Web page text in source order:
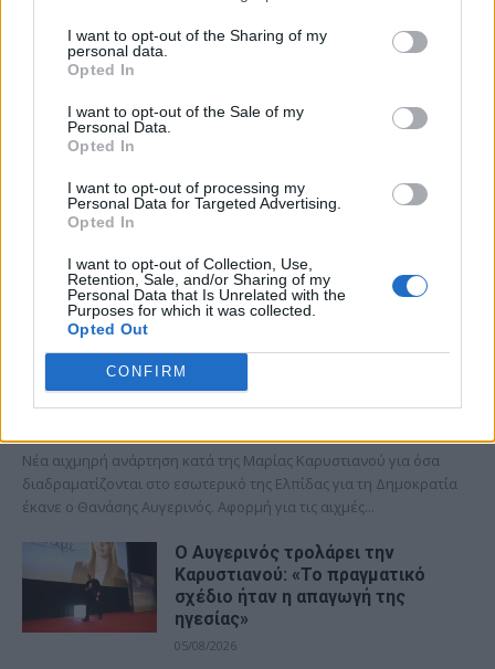
I want to opt-out of the Sharing of my
personal data.
Opted In
I want to opt-out of the Sale of my
Personal Data.
Opted In
I want to opt-out of processing my
Personal Data for Targeted Advertising.
Opted In
I want to opt-out of Collection, Use,
Retention, Sale, and/or Sharing of my
Personal Data that Is Unrelated with the
Purposes for which it was collected.
Opted Out
CONFIRM
Νέες αιχμές Αυγερινού κατά Καρυστιανού:
«Kάποιοι ονειρεύονται βουλευτικά έδρανα
και συνωμοσίες»
Νέα αιχμηρή ανάρτηση κατά της Μαρίας Καρυστιανού για όσα
διαδραματίζονται στο εσωτερικό της Ελπίδας για τη Δημοκρατία
έκανε ο Θανάσης Αυγερινός. Αφορμή για τις αιχμές...
Ο Αυγερινός τρολάρει την
Καρυστιανού: «Το πραγματικό
σχέδιο ήταν η απαγωγή της
ηγεσίας»
05/08/2026